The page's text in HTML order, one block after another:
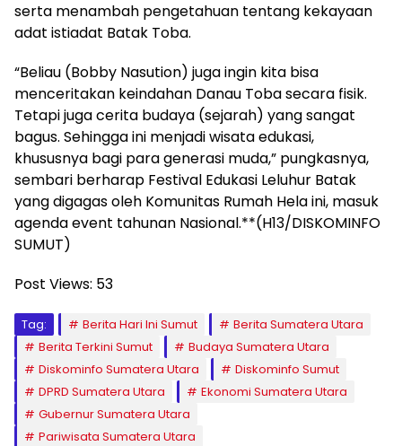
serta menambah pengetahuan tentang kekayaan
adat istiadat Batak Toba.
“Beliau (Bobby Nasution) juga ingin kita bisa
menceritakan keindahan Danau Toba secara fisik.
Tetapi juga cerita budaya (sejarah) yang sangat
bagus. Sehingga ini menjadi wisata edukasi,
khususnya bagi para generasi muda,” pungkasnya,
sembari berharap Festival Edukasi Leluhur Batak
yang digagas oleh Komunitas Rumah Hela ini, masuk
agenda event tahunan Nasional.**(H13/DISKOMINFO
SUMUT)
Post Views: 53
Tag: Berita Hari Ini Sumut
Berita Sumatera Utara
Berita Terkini Sumut
Budaya Sumatera Utara
Diskominfo Sumatera Utara
Diskominfo Sumut
DPRD Sumatera Utara
Ekonomi Sumatera Utara
Gubernur Sumatera Utara
Pariwisata Sumatera Utara